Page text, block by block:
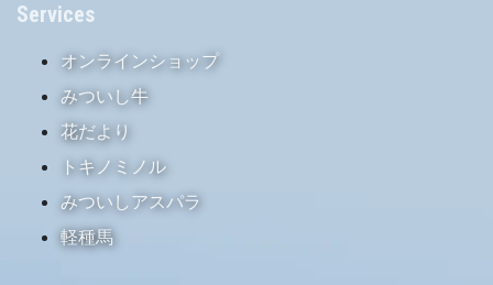
Services
オンラインショップ
みついし牛
花だより
トキノミノル
みついしアスパラ
軽種馬